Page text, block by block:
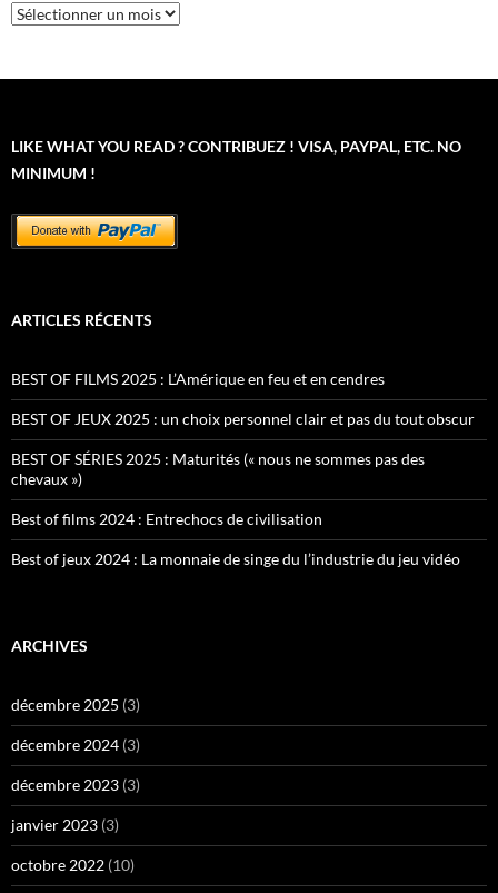
Archives
LIKE WHAT YOU READ ? CONTRIBUEZ ! VISA, PAYPAL, ETC. NO
MINIMUM !
ARTICLES RÉCENTS
BEST OF FILMS 2025 : L’Amérique en feu et en cendres
BEST OF JEUX 2025 : un choix personnel clair et pas du tout obscur
BEST OF SÉRIES 2025 : Maturités (« nous ne sommes pas des
chevaux »)
Best of films 2024 : Entrechocs de civilisation
Best of jeux 2024 : La monnaie de singe du l’industrie du jeu vidéo
ARCHIVES
décembre 2025 (3)
décembre 2024 (3)
décembre 2023 (3)
janvier 2023 (3)
octobre 2022 (10)